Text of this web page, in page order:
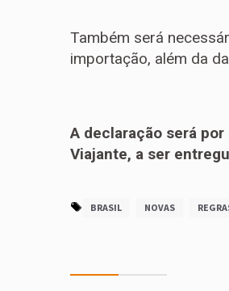
Também será
importação, além da
A declaração será
Viajante, a ser
BRASIL NOVAS